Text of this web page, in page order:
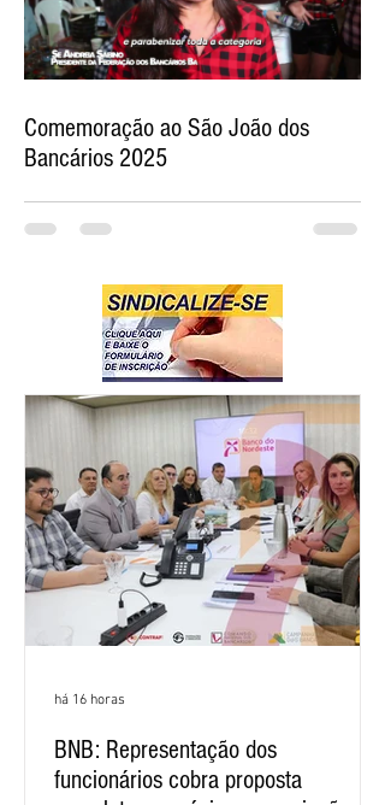
Comemoração ao São João dos
Bancários 2025
BNB: Representação dos
funcionários cobra proposta
há 16 horas